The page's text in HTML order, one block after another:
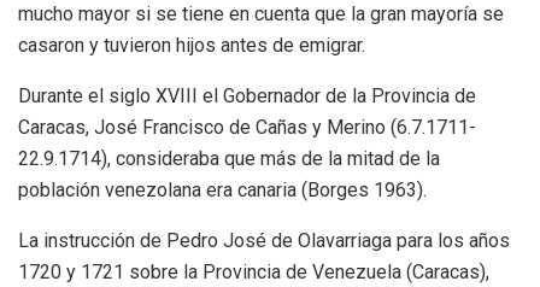
mucho mayor si se tiene en cuenta que la gran mayoría se
casaron y tuvieron hijos antes de emigrar.
Durante el siglo XVIII el Gobernador de la Provincia de
Caracas, José Francisco de Cañas y Merino (6.7.1711-
22.9.1714), consideraba que más de la mitad de la
población venezolana era canaria (Borges 1963).
La instrucción de Pedro José de Olavarriaga para los años
1720 y 1721 sobre la Provincia de Venezuela (Caracas),